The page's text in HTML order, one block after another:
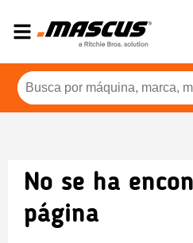
No se ha
página